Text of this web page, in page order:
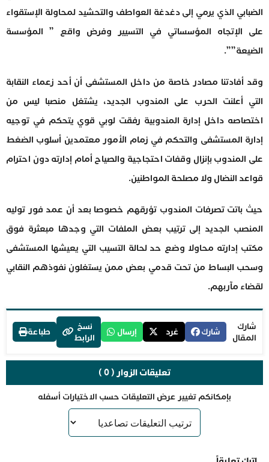
الضبابي الذي يرمي إلى دغدغة العواطف والتحشيد لمحاولة الإستقواء
على الإتجاه المؤسساتي في التسيير وفرض واقع ” المؤسسة
الضيعة””.
وقد أفادتنا مصادر خاصة من داخل المستشفى أن أحد زعماء النقابة
التي أعلنت الحرب على المندوب الجديد، يشتغل منصبا ليس من
اختصاصه داخل إدارة المندوبية رفقت لوبي قوي يتحكم في توجيه
إدارة المستشفى والتحكم في زمام الأمور معتمدين أسلوب الضغط
على المندوب بإنزال وقفات احتجاجية والصياح أمام إدارته دون احترام
قواعد النضال ولا مصلحة المواطنين.
حيث باتت تصرفات المندوب تؤرقهم خصوصا بعد أن عمد فور توليه
المنصب الجديد إلى ترتيب بعض الملفات التي وجدها مبعثرة فوق
مكتب إدارته محاولا وضع حد لحالة التسيب التي يعيشها المستشفى
وسحب البساط من تحت قدمي بعض ممن يستغلون نفوذهم النقابي
لقضاء مآربهم.
شارك
المقال
شارك غرد إرسال
نسخ
الرابط
طباعة
تعليقات الزوار ( 0 )
بإمكانكم تغيير عرض التعليقات حسب الاختيارات أسفله